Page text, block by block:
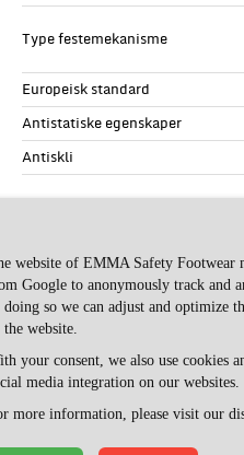
website of EMMA Safety Footwear
Google to anonymously track and
so we can adjust and optimize
website.
your consent, we also use cookies
media integration on our websites.
more information, please visit our
Type festemekanisme
Europeisk standard
Antistatiske egenskaper
Antiskli